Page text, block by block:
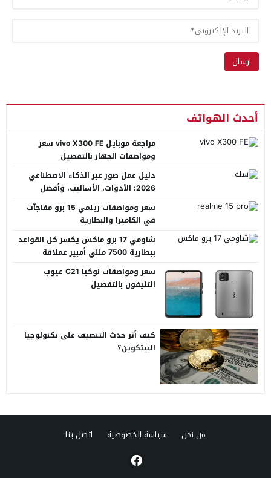
أحدث الهواتف
مراجعة موبايل vivo X300 FE سعر
ومواصفات الجهاز بالتفصيل
دليل عمل صور عبر الذكاء الاصطناعي
2026: الأدوات، الأساليب، وأفضل
سعر ومواصفات ريلمي 15 برو مفاجآت
في الكاميرا والبطارية
شاومي 17 برو ماكس يكسر كل القواعد
ببطارية 7500 مللي أمبير عملاقة
سعر ومواصفات نوكيا C21 عيوب
التليفون بالتفصيل
كيف أثر حدث التنصيف على تكنولوجيا
البيتكوين؟
من نحن سياسة الخصوصية اتصل بنا